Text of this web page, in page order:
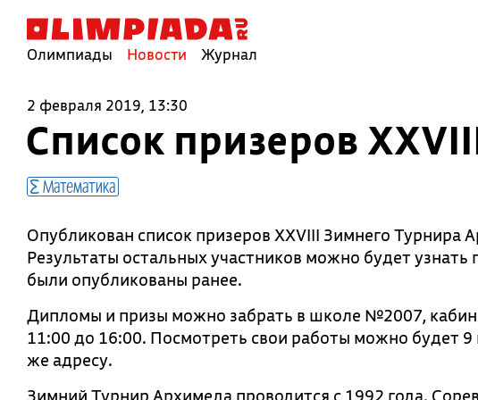
Олимпиады Новости Журнал
2 февраля 2019, 13:30
Список призеров
Математика
Опубликован список призеров XXVIII Зимнего Турнира
Результаты остальных участников можно будет
были опубликованы ранее.
Дипломы и призы можно забрать в школе №2007,
11:00 до 16:00. Посмотреть свои работы можно будет
же адресу.
Зимний Турнир Архимеда проводится с 1992 года.